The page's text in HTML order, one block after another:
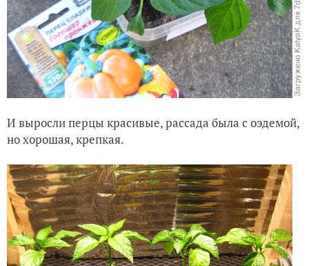
И выросли перцы красивые, рассада была с оэдемой,
но хорошая, крепкая.